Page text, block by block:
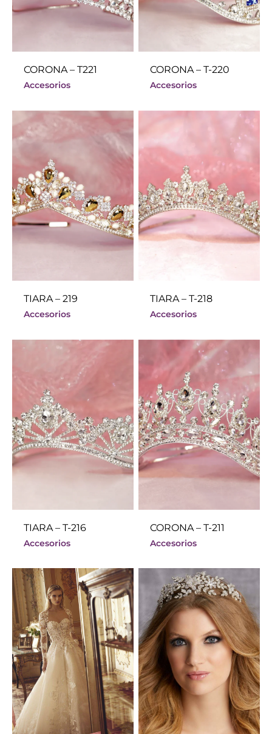
CORONA – T221
Accesorios
CORONA – T-220
Accesorios
TIARA – 219
Accesorios
TIARA – T-218
Accesorios
TIARA – T-216
Accesorios
CORONA – T-211
Accesorios